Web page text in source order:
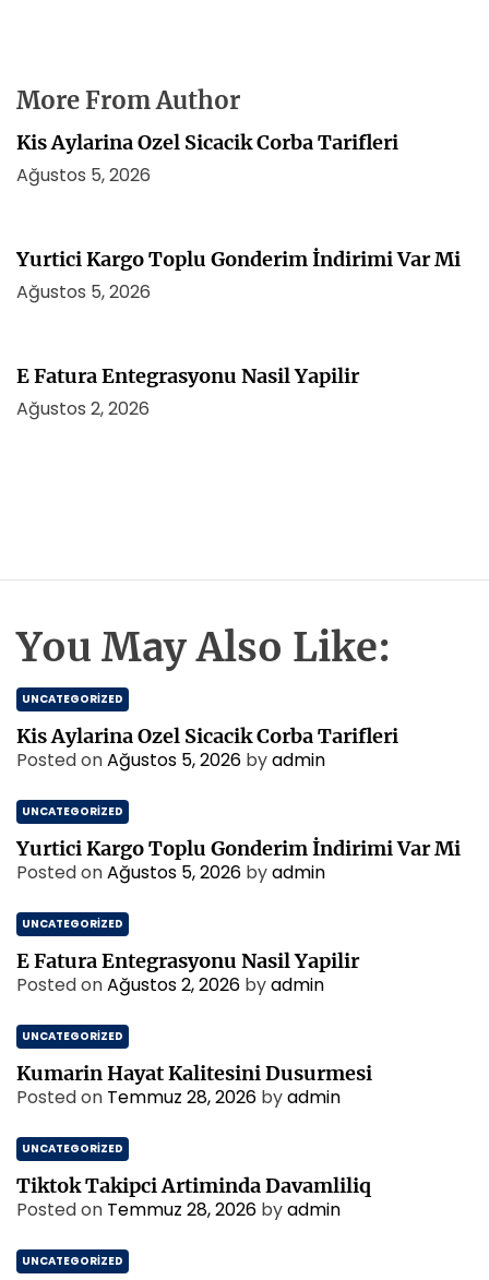
More From Author
Kis Aylarina Ozel Sicacik Corba Tarifleri
Ağustos 5, 2026
Yurtici Kargo Toplu Gonderim İndirimi Var Mi
Ağustos 5, 2026
E Fatura Entegrasyonu Nasil Yapilir
Ağustos 2, 2026
You May Also Like:
UNCATEGORIZED
Kis Aylarina Ozel Sicacik Corba Tarifleri
Posted onAğustos 5, 2026 byadmin
UNCATEGORIZED
Yurtici Kargo Toplu Gonderim İndirimi Var Mi
Posted onAğustos 5, 2026 byadmin
UNCATEGORIZED
E Fatura Entegrasyonu Nasil Yapilir
Posted onAğustos 2, 2026 byadmin
UNCATEGORIZED
Kumarin Hayat Kalitesini Dusurmesi
Posted on Temmuz 28, 2026 byadmin
UNCATEGORIZED
Tiktok Takipci Artiminda Davamliliq
Posted on Temmuz 28, 2026 byadmin
UNCATEGORIZED